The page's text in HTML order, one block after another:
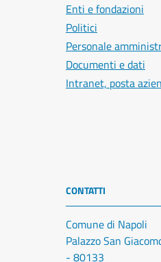
Enti e fondazioni
Politici
Personale
Documenti e dati
Intranet, posta
CONTATTI
Comune di Napoli
Palazzo San
- 80133